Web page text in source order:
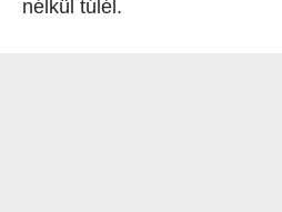
nélkül túlél.